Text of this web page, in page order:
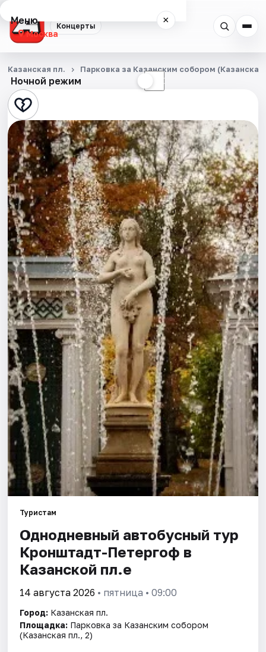
Концерты
Меню ×
Москва
Концерты
Города
Площадки
Артисты
Рейтинги
Ночной режим ☾
Казанская пл. Парковка за Казанским собором (Казанская
Туристам
Однодневный автобусный тур
Кронштадт-Петергоф в
Казанской пл.е
14 августа 2026 • пятница • 09:00
Город: Казанская пл.
Площадка: Парковка за Казанским собором
(Казанская пл., 2)